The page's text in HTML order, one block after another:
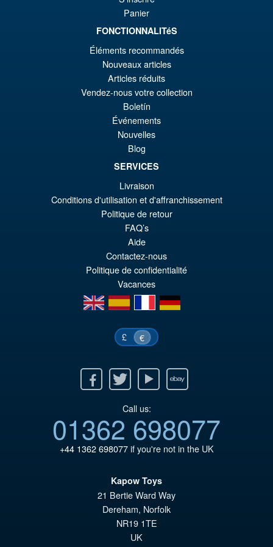
PRÉ COMMANDE
S.H.MonsterArts Godzilla 2003
Tokyo SOS Action Figure
€92.15
PRÉ COMMANDE
Panier
FONCTIONNALITéS
Éléments recommandés
Nouveaux articles
Articles réduits
Vendez-nous votre collection
Boletín
Événements
Nouvelles
Blog
SERVICES
Livraison
Conditions d'utilisation et d'affranchissement
Politique de retour
FAQ’s
Aide
Contactez-nous
Politique de confidentialité
Vacances
en
es fr de
£ €
Twitter Youtube Ebay
Call us:
01362 698077
+44 1362 698077if you're not in the UK
Kapow Toys
21 Bertie Ward Way
Dereham, Norfolk
NR19 1TE
UK